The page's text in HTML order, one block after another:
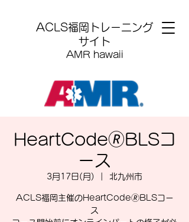
​ACLS福岡トレーニング
サイト
AMR hawaii
HeartCode🄬BLSコ
ース
3月17日(月) 北九州市
ACLS福岡主催のHeartCode🄬BLSコー
ス